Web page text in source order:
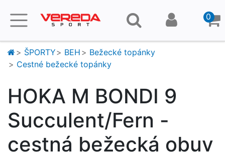
0
ŠPORTY BEH
Bežecké topánky
Cestné bežecké topánky
HOKA M BONDI 9
Succulent/Fern -
cestná bežecká obuv